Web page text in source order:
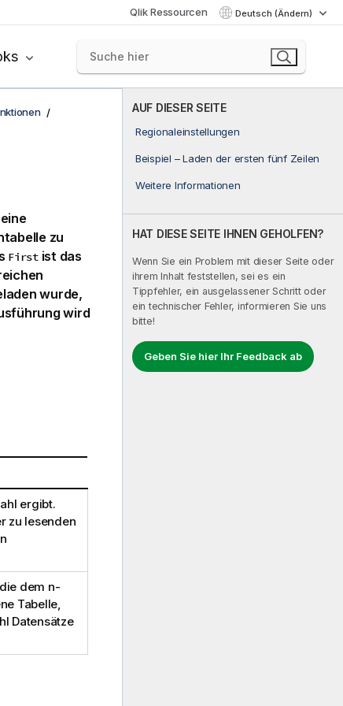
Qlik Ressourcen Deutsch (Ändern)
AUF DIESER SEITE
Regionaleinstellungen
Beispiel – Laden der ersten fünf Zeilen
Weitere Informationen
HAT DIESE SEITE IHNEN GEHOLFEN?
Wenn Sie ein Problem mit dieser Seite oder
ihrem Inhalt feststellen, sei es ein
Tippfehler, ein ausgelassener Schritt oder
ein technischer Fehler, informieren Sie uns
bitte!
Geben Sie hier Ihr Feedback ab
zu
Firstist das
wurde,
wird
ergibt.
zu lesenden
dem n-
Tabelle,
Datensätze